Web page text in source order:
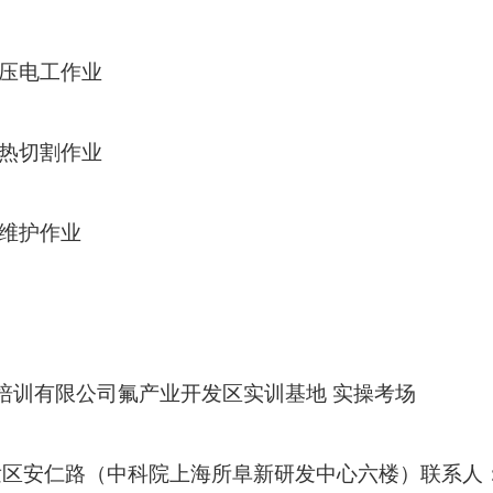
电工作业
切割作业
护作业
训有限公司氟产业开发区实训基地 实操考场
安仁路（中科院上海所阜新研发中心六楼）联系人